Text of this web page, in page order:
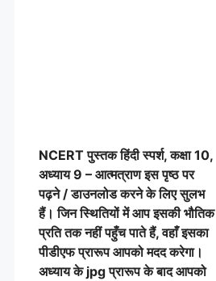
NCERT पुस्तक हिंदी स्पर्श, कक्षा 10,
अध्याय 9 – आत्मत्राण इस पृष्ठ पर
पढ़ने / डाउनलोड करने के लिए सुलभ
हैं। जिन स्थितियों में आप इसकी भौतिक
प्रति तक नहीं पहुँच पाते हैं, वहाँ इसका
पीडीएफ प्रारूप आपको मदद करेगा।
अध्याय के jpg प्रारूप के बाद आपको